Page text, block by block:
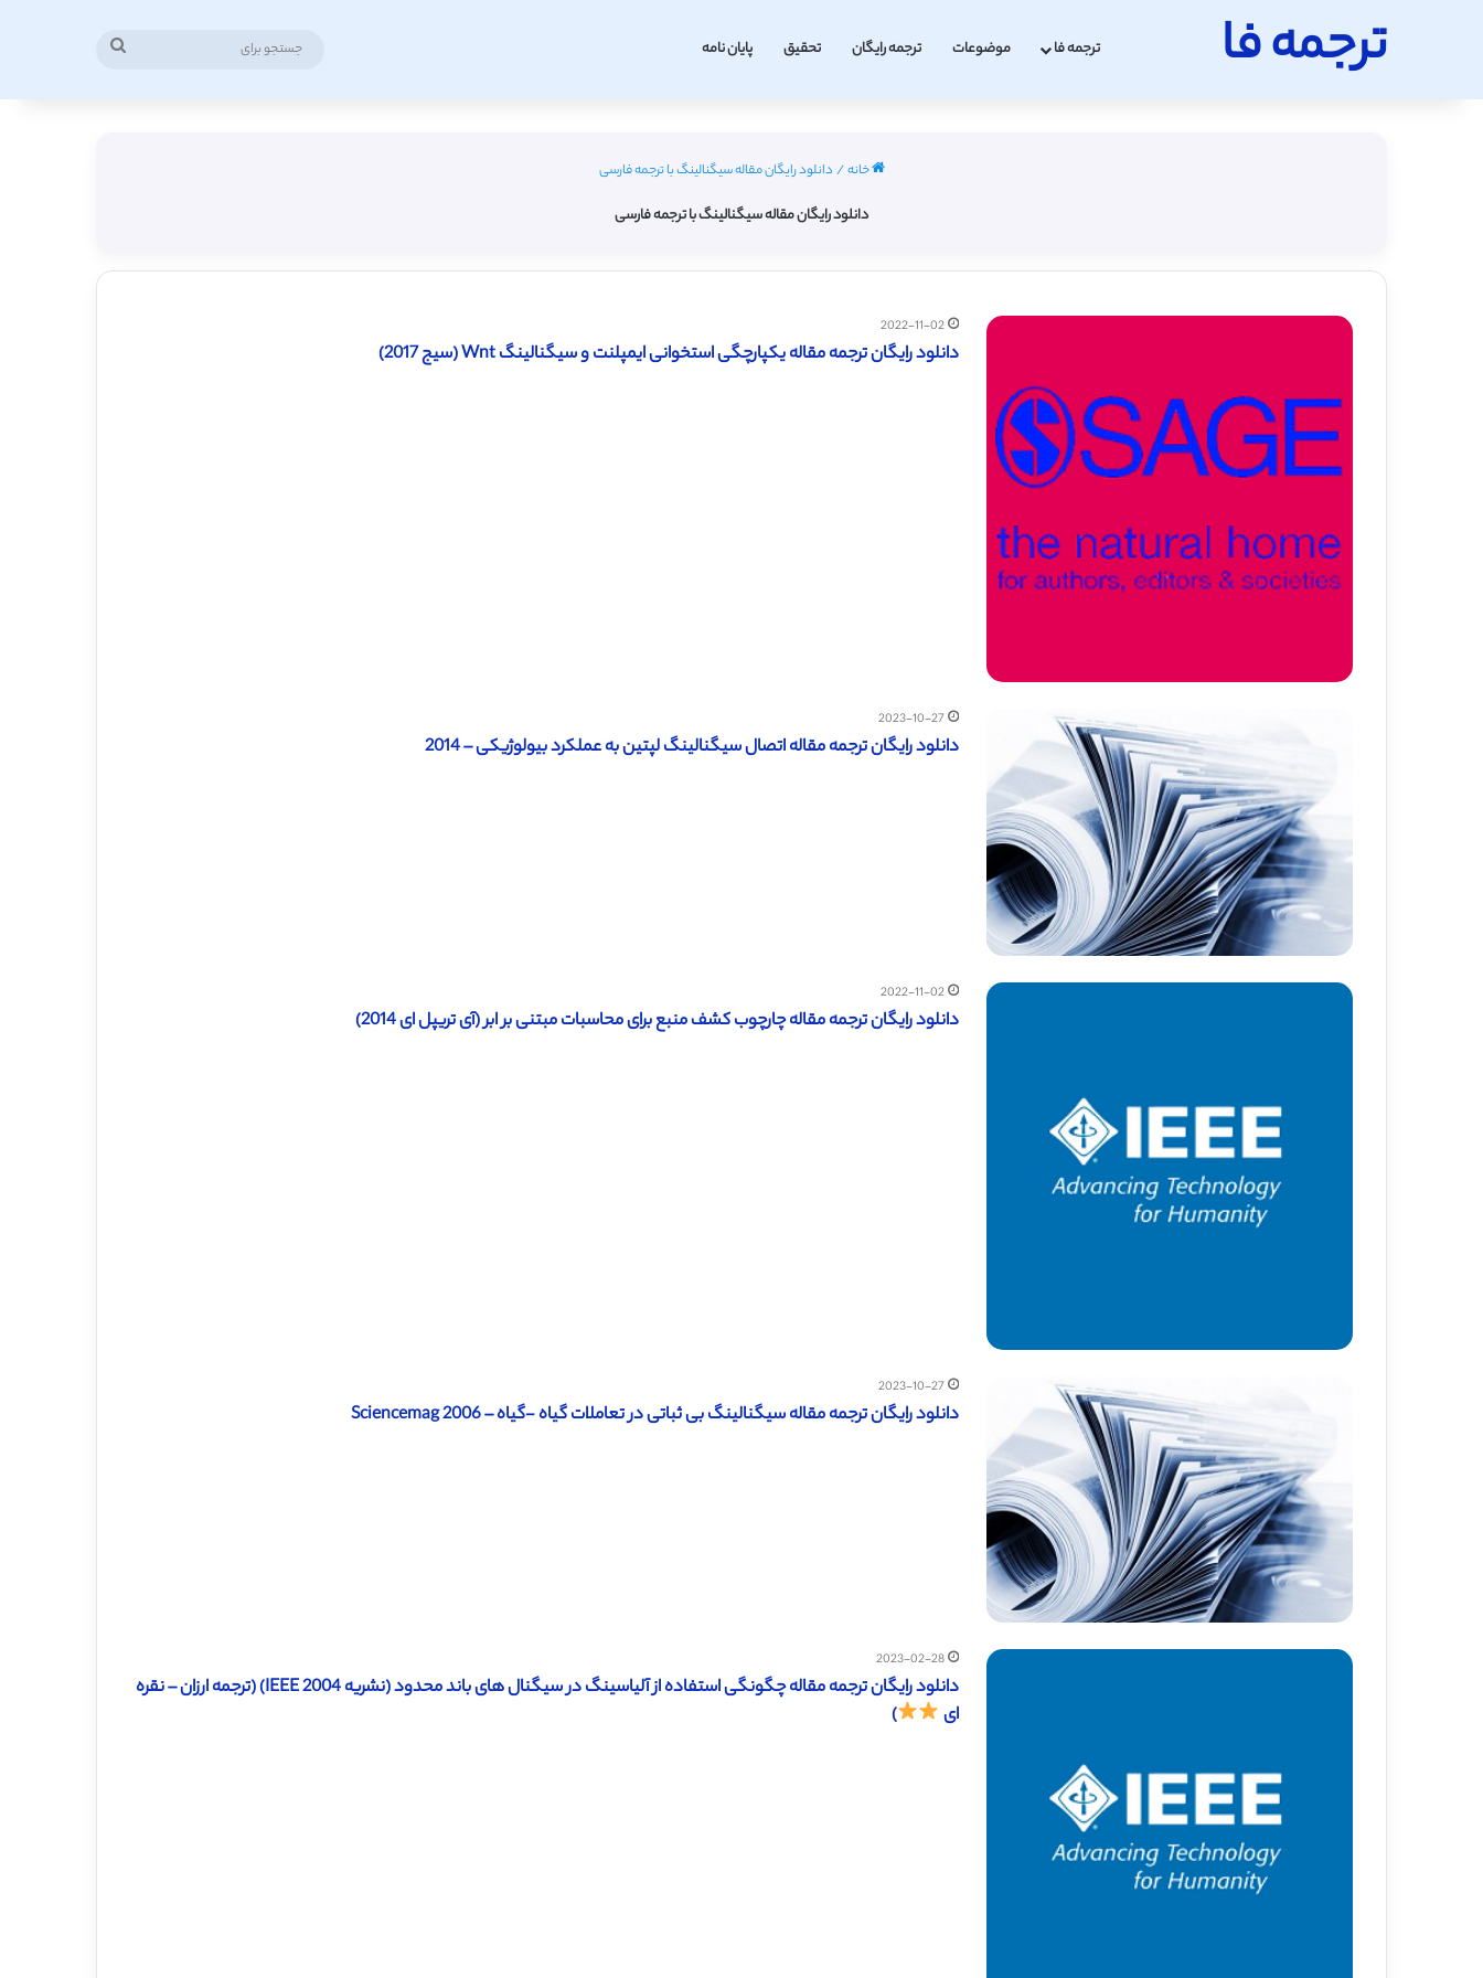
ترجمه فا ترجمه فا موضوعات ترجمه رایگان تحقیق پایان نامه
خانه/ دانلود رایگان مقاله سیگنالینگ با ترجمه فارسی
دانلود رایگان مقاله سیگنالینگ با ترجمه فارسی
2022-11-02
دانلود رایگان ترجمه مقاله یکپارچگی استخوانی ایمپلنت و سیگنالینگ Wnt (سیج 2017)
2023-10-27
دانلود رایگان ترجمه مقاله اتصال سیگنالینگ لپتین به عملکرد بیولوژیکی – 2014
2022-11-02
دانلود رایگان ترجمه مقاله چارچوب کشف منبع برای محاسبات مبتنی بر ابر (آی تریپل ای 2014)
2023-10-27
دانلود رایگان ترجمه مقاله سیگنالینگ بی ثباتی در تعاملات گیاه -گیاه – Sciencemag 2006
2023-02-28
دانلود رایگان ترجمه مقاله چگونگی استفاده از آلياسينگ در سيگنال های باند محدود (نشریه IEEE 2004) (ترجمه ارزان – نقره
ای
)